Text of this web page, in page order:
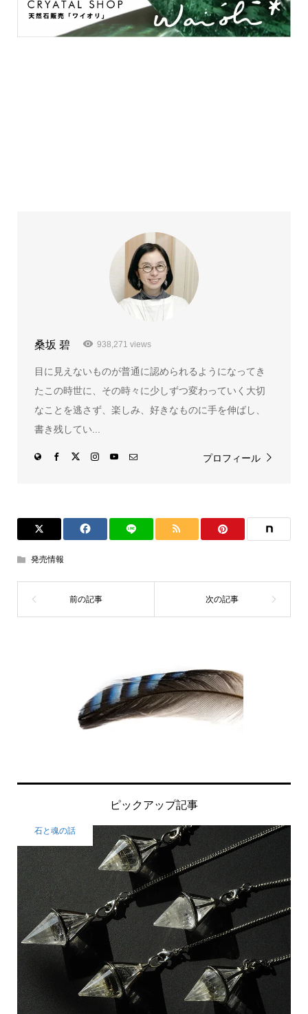
桑坂 碧 938,271 views
目に見えないものが普通に認められるようになってき
たこの時世に、その時々に少しずつ変わっていく大切
なことを逃さず、楽しみ、好きなものに手を伸ばし、
書き残してい...
プロフィール
発売情報
ピックアップ記事
石と魂の話